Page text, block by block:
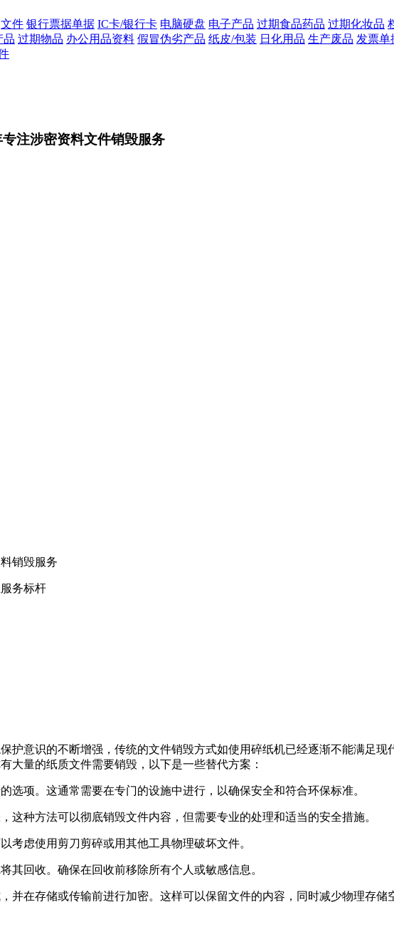
文件 银行票据单据 IC卡/银行卡 电脑硬盘 电子产品 过期食品药品 过期化妆品
品 过期物品 办公用品资料 假冒伪劣产品 纸皮/包装 日化用品 生产废品 发票单
注涉密资料文件销毁服务
销毁服务
务标杆
护意识的不断增强，传统的文件销毁方式如使用碎纸机已经逐渐不能满足
大量的纸质文件需要销毁，以下是一些替代方案：
选项。这通常需要在专门的设施中进行，以确保安全和符合环保标准。
这种方法可以彻底销毁文件内容，但需要专业的处理和适当的安全措施。
考虑使用剪刀剪碎或用其他工具物理破坏文件。
其回收。确保在回收前移除所有个人或敏感信息。
并在存储或传输前进行加密。这样可以保留文件的内容，同时减少物理存储